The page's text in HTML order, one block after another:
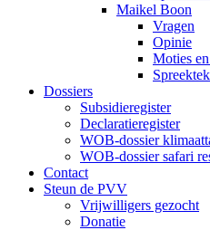
Maikel Boon
Vragen
Opinie
Moties
Dossiers
Subsidieregister
Declaratieregister
WOB-dossier
WOB-dossier safari
Contact
Steun de PVV
Vrijwilligers gezocht
Donatie